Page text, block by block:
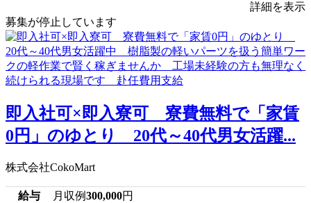
詳細を表示
募集が停止しています
即入社可×即入寮可 寮費無料で「家賃
0円」のゆとり 20代～40代男女活躍...
株式会社CokoMart
給与 月収例300,000円